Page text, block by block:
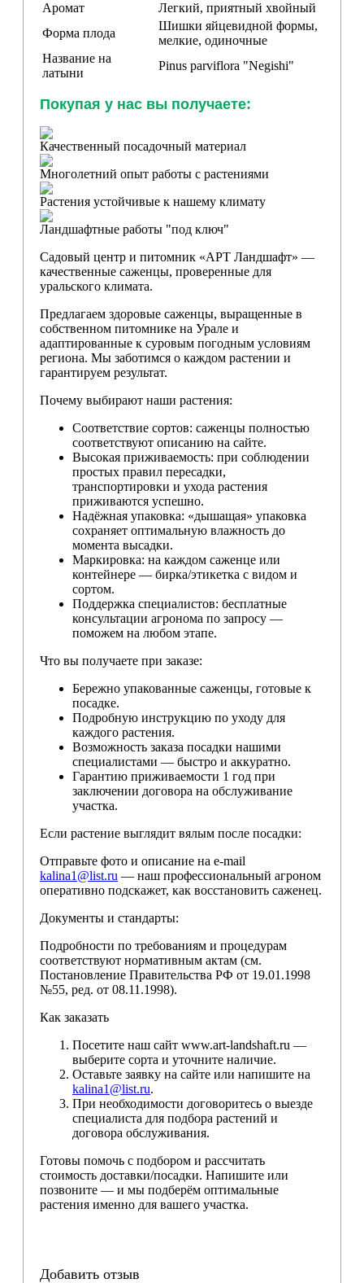
Аромат
Легкий, приятный хвойный
Форма плода
Шишки яйцевидной формы,
мелкие, одиночные
Название на
латыни
Pinus parviflora "Negishi"
Покупая у нас вы получаете:
Качественный посадочный материал
Многолетний опыт работы с растениями
Растения устойчивые к нашему климату
Ландшафтные работы "под ключ"
Садовый центр и питомник «АРТ Ландшафт» —
качественные саженцы, проверенные для
уральского климата.
Предлагаем здоровые саженцы, выращенные в
собственном питомнике на Урале и
адаптированные к суровым погодным условиям
региона. Мы заботимся о каждом растении и
гарантируем результат.
Почему выбирают наши растения:
Соответствие сортов: саженцы полностью
соответствуют описанию на сайте.
Высокая приживаемость: при соблюдении
простых правил пересадки,
транспортировки и ухода растения
приживаются успешно.
Надёжная упаковка: «дышащая» упаковка
сохраняет оптимальную влажность до
момента высадки.
Маркировка: на каждом саженце или
контейнере — бирка/этикетка с видом и
сортом.
Поддержка специалистов: бесплатные
консультации агронома по запросу —
поможем на любом этапе.
Что вы получаете при заказе:
Бережно упакованные саженцы, готовые к
посадке.
Подробную инструкцию по уходу для
каждого растения.
Возможность заказа посадки нашими
специалистами — быстро и аккуратно.
Гарантию приживаемости 1 год при
заключении договора на обслуживание
участка.
Если растение выглядит вялым после посадки:
Отправьте фото и описание на e-mail
kalina1@list.ru — наш профессиональный агроном
оперативно подскажет, как восстановить саженец.
Документы и стандарты:
Подробности по требованиям и процедурам
соответствуют нормативным актам (см.
Постановление Правительства РФ от 19.01.1998
№55, ред. от 08.11.1998).
Как заказать
Посетите наш сайт www.art-landshaft.ru —
выберите сорта и уточните наличие.
Оставьте заявку на сайте или напишите на
kalina1@list.ru.
При необходимости договоритесь о выезде
специалиста для подбора растений и
договора обслуживания.
Готовы помочь с подбором и рассчитать
стоимость доставки/посадки. Напишите или
позвоните — и мы подберём оптимальные
растения именно для вашего участка.
Добавить отзыв